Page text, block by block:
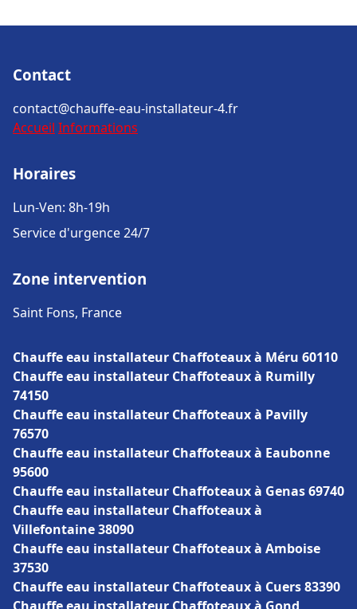
Contact
contact@chauffe-eau-installateur-4.fr
Accueil Informations
Horaires
Lun-Ven: 8h-19h
Service d'urgence 24/7
Zone intervention
Saint Fons, France
Chauffe eau installateur Chaffoteaux à Méru 60110
Chauffe eau installateur Chaffoteaux à Rumilly
74150
Chauffe eau installateur Chaffoteaux à Pavilly
76570
Chauffe eau installateur Chaffoteaux à Eaubonne
95600
Chauffe eau installateur Chaffoteaux à Genas 69740
Chauffe eau installateur Chaffoteaux à
Villefontaine 38090
Chauffe eau installateur Chaffoteaux à Amboise
37530
Chauffe eau installateur Chaffoteaux à Cuers 83390